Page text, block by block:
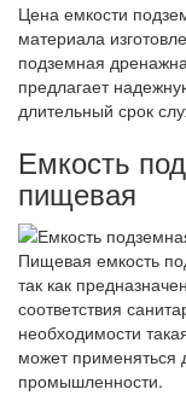
Цена емкости
материала
подземная
предлагает
длительный срок
Емкость
пищевая
Пищевая емкость
так как
соответствия
необходимости
может применяться
промышленности.